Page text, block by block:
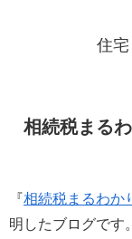
住
相続税まる
『相続税まるわか
明したブログです。